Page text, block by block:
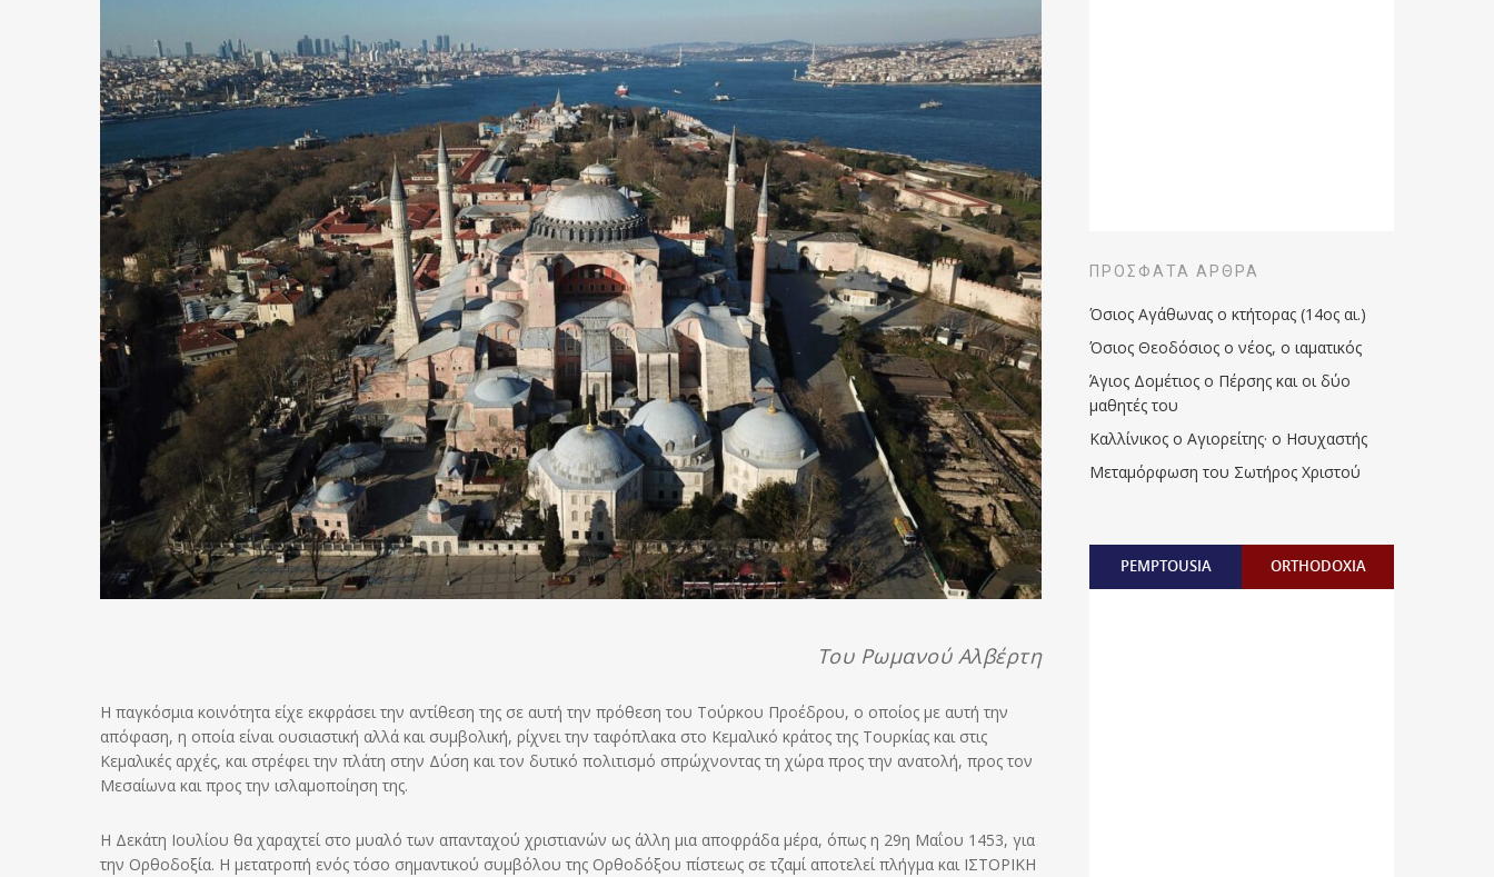
Του Ρωμανού Αλβέρτη
Η παγκόσμια κοινότητα είχε εκφράσει την αντίθεση της σε αυτή την πρόθεση του Τούρκου Προέδρου, ο οποίος με αυτή την
απόφαση, η οποία είναι ουσιαστική αλλά και συμβολική, ρίχνει την ταφόπλακα στο Κεμαλικό κράτος της Τουρκίας και στις
Κεμαλικές αρχές, και στρέφει την πλάτη στην Δύση και τον δυτικό πολιτισμό σπρώχνοντας τη χώρα προς την ανατολή, προς τον
Μεσαίωνα και προς την ισλαμοποίηση της.
Η Δεκάτη Ιουλίου θα χαραχτεί στο μυαλό των απανταχού χριστιανών ως άλλη μια αποφράδα μέρα, όπως η 29η Μαΐου 1453, για
την Ορθοδοξία. Η μετατροπή ενός τόσο σημαντικού συμβόλου της Ορθοδόξου πίστεως σε τζαμί αποτελεί πλήγμα και ΙΣΤΟΡΙΚΗ
ΠΡΌΣΦΑΤΑ ΆΡΘΡΑ
Όσιος Αγάθωνας ο κτήτορας (14ος αι.)
Όσιος Θεοδόσιος ο νέος, ο ιαματικός
Άγιος Δομέτιος ο Πέρσης και οι δύο
μαθητές του
Καλλίνικος ο Αγιορείτης · ο Ησυχαστής
Μεταμόρφωση του Σωτήρος Χριστού
PEMPTOUSIA ORTHODOXIA